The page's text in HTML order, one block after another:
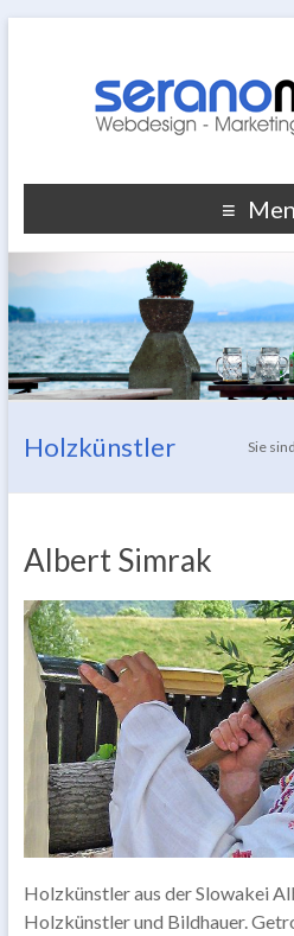
Holzkünstler Sie
Albert Simrak
Holzkünstler aus der Slowakei
Holzkünstler und Bildhauer.